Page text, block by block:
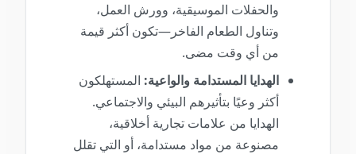
والحفلات الموسيقية، وورش العمل،
وتناول الطعام الفاخر—تكون أكثر قيمة
من أي وقت مضى.
الهدايا المستدامة والواعية:المستهلكون
أكثر وعيًا بتأثيرهم البيئي والاجتماعي.
الهدايا من علامات تجارية أخلاقية،
مصنوعة من مواد مستدامة، أو التي تقلل